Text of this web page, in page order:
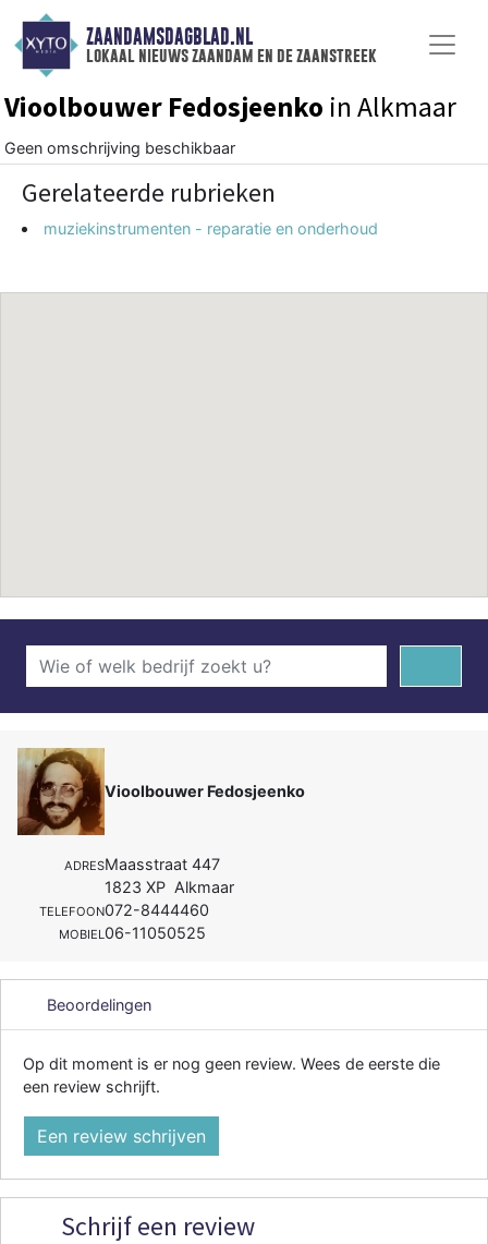
ZAANDAMSDAGBLAD.NL
lokaal nieuws zaandam en de zaanstreek
Vioolbouwer Fedosjeenko in Alkmaar
Geen omschrijving beschikbaar
Gerelateerde rubrieken
muziekinstrumenten - reparatie en onderhoud
Vioolbouwer Fedosjeenko
ADRESMaasstraat 447
1823 XP Alkmaar
TELEFOON072-8444460
MOBIEL 06-11050525
Beoordelingen
Op dit moment is er nog geen review. Wees de eerste die
een review schrijft.
Een review schrijven
Schrijf een review